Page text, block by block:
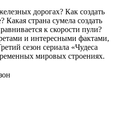
дорогах? Как создать
страна сумела создать
к скорости пули?
и интересными фактами,
сезон сериала «Чудеса
мировых строениях.